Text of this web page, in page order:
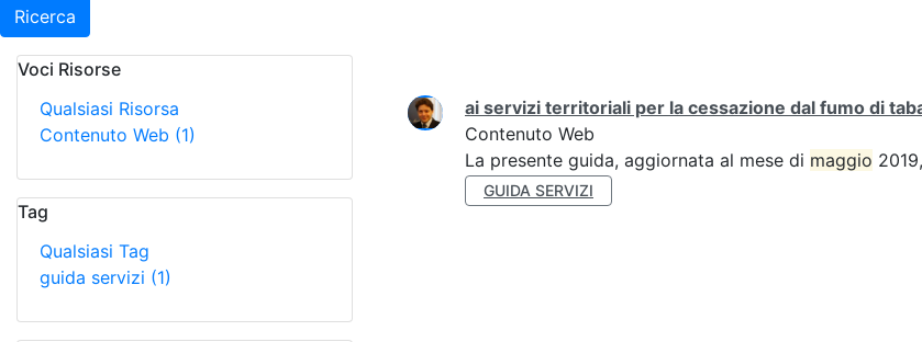
Ricerca
Voci Risorse
Qualsiasi Risorsa
Contenuto Web (1)
Tag
Qualsiasi Tag
guida servizi (1)
Ricerca
ai servizi territoriali per la cessazione dal fumo di
Contenuto Web
La presente guida, aggiornata al mese di maggio
GUIDA SERVIZI